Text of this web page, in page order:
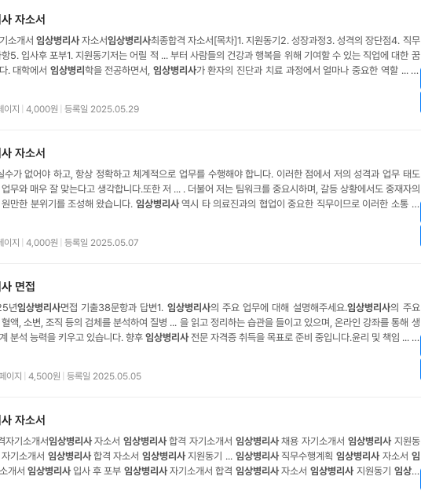
자소서
소개서 임상병리사자소서임상병리사최종합격 자소서[목차]1. 지원동기2. 성장과정3. 성격의 장단점4. 직무
5. 입사후 포부1. 지원동기저는 어릴 적 ... 부터 사람들의 건강과 행복을 위해 기여할 수 있는 직업에 대한 꿈
. 대학에서 임상병리 학을 전공하면서, 임상병리사가 환자의 진단과 치료 과정에서 얼마나 중요한 역할 ... 을
이지 4,000원 등록일 2025.05.29
자소서
수가 없어야 하고, 항상 정확하고 체계적으로 업무를 수행해야 합니다. 이러한 점에서 저의 성격과 업무 태도
무와 매우 잘 맞는다고 생각합니다.또한 저 ... . 더불어 저는 팀워크를 중요시하며, 갈등 상황에서도 중재자의
만한 분위기를 조성해 왔습니다. 임상병리사역시 타 의료진과의 협업이 중요한 직무이므로 이러한 소통 능
이지 4,000원 등록일 2025.05.07
면접
년임상병리사면접 기출38문항과 답변1. 임상병리사의 주요 업무에 대해 설명해주세요.임상병리사의 주요
액, 소변, 조직 등의 검체를 분석하여 질병 ... 을 읽고 정리하는 습관을 들이고 있으며, 온라인 강좌를 통해 생
분석 능력을 키우고 있습니다. 향후 임상병리사전문 자격증 취득을 목표로 준비 중입니다.윤리 및 책임 ... 하
이지 4,500원 등록일 2025.05.05
자소서
자기소개서임상병리사자소서 임상병리사합격 자기소개서 임상병리사채용 자기소개서 임상병리사지원동
기소개서 임상병리사합격 자소서 임상병리사지원동기 ... 임상병리사직무수행계획 임상병리사자소서 임
개서 임상병리사입사 후 포부 임상병리사자기소개서 합격 임상병리사자소서 임상병리사지원동기 임상병